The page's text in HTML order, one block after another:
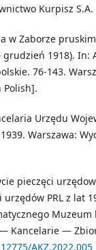
Kurpisz
w Zaborze
1918). In:
76-143.
Polish].
Urzędu
Warszawa:
pieczęci
PRL z lat
Muzeum
Kancelarie —
AKZ.2022.005